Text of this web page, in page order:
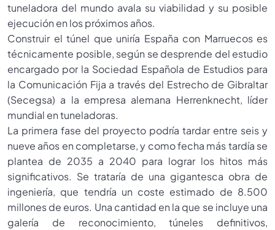
tuneladora del mundo avala su viabilidad y su posible
ejecución en los próximos años.
Construir el túnel que uniría España con Marruecos es
técnicamente posible, según se desprende del estudio
encargado por la Sociedad Española de Estudios para
la Comunicación Fija a través del Estrecho de Gibraltar
(Secegsa) a la empresa alemana Herrenknecht, líder
mundial en tuneladoras.
La primera fase del proyecto podría tardar entre seis y
nueve años en completarse, y como fecha más tardía se
plantea de 2035 a 2040 para lograr los hitos más
significativos. Se trataría de una gigantesca obra de
ingeniería, que tendría un coste estimado de 8.500
millones de euros. Una cantidad en la que se incluye una
galería de reconocimiento, túneles definitivos,